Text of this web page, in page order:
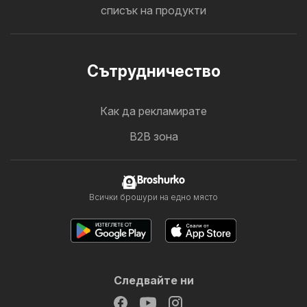
списък на продукти
Cътрудничество
Как да рекламирате
B2B зона
Broshurko
Всички брошури на едно място
Следвайте ни